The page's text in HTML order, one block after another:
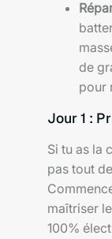
de
pour
Jour 1 :
Si tu as la
pas tout
maîtriser
100%